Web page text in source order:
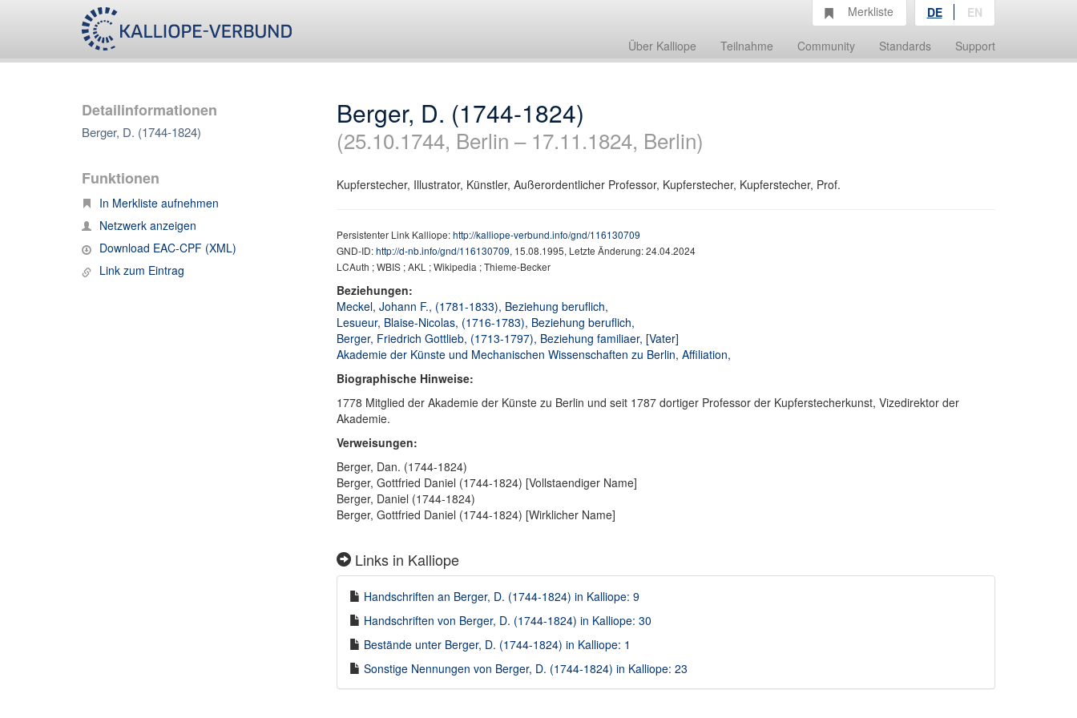
Über Kalliope Teilnahme Community Standards Support
Merkliste DE EN
Detailinformationen
Berger, D. (1744-1824)
Funktionen
In Merkliste aufnehmen
Netzwerk anzeigen
Download EAC-CPF (XML)
Link zum Eintrag
Berger, D. (1744-1824)
(25.10.1744, Berlin – 17.11.1824, Berlin)
Kupferstecher, Illustrator, Künstler, Außerordentlicher Professor, Kupferstecher, Kupferstecher, Prof.
Persistenter Link Kalliope:http://kalliope-verbund.info/gnd/116130709
GND-ID:http://d-nb.info/gnd/116130709, 15.08.1995, Letzte Änderung: 24.04.2024
LCAuth ; WBIS ; AKL ; Wikipedia ; Thieme-Becker
Beziehungen:
Meckel, Johann F., (1781-1833), Beziehung beruflich,
Lesueur, Blaise-Nicolas, (1716-1783), Beziehung beruflich,
Berger, Friedrich Gottlieb, (1713-1797), Beziehung familiaer, [Vater]
Akademie der Künste und Mechanischen Wissenschaften zu Berlin, Affiliation,
Biographische Hinweise:
1778 Mitglied der Akademie der Künste zu Berlin und seit 1787 dortiger Professor der Kupferstecherkunst, Vizedirektor der
Akademie.
Verweisungen:
Berger, Dan. (1744-1824)
Berger, Gottfried Daniel (1744-1824) [Vollstaendiger Name]
Berger, Daniel (1744-1824)
Berger, Gottfried Daniel (1744-1824) [Wirklicher Name]
Links in Kalliope
Handschriften an Berger, D. (1744-1824) in Kalliope: 9
Handschriften von Berger, D. (1744-1824) in Kalliope: 30
Bestände unter Berger, D. (1744-1824) in Kalliope: 1
Sonstige Nennungen von Berger, D. (1744-1824) in Kalliope: 23